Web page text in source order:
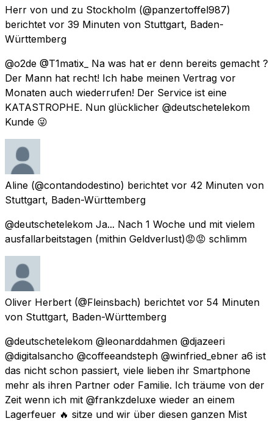
Herr von und zu Stockholm (@panzertoffel987)
berichtet vor 39 Minuten von Stuttgart, Baden-
Württemberg
@o2de @T1matix_ Na was hat er denn bereits gemacht ?
Der Mann hat recht! Ich habe meinen Vertrag vor
Monaten auch wiederrufen! Der Service ist eine
KATASTROPHE. Nun glücklicher @deutschetelekom
Kunde 😜
Aline (@contandodestino) berichtet vor 42 Minuten von
Stuttgart, Baden-Württemberg
@deutschetelekom Ja... Nach 1 Woche und mit vielem
ausfallarbeitstagen (mithin Geldverlust)😡😡 schlimm
Oliver Herbert (@Fleinsbach) berichtet vor 54 Minuten
von Stuttgart, Baden-Württemberg
@deutschetelekom @leonarddahmen @djazeeri
@digitalsancho @coffeeandsteph @winfried_ebner a6 ist
das nicht schon passiert, viele lieben ihr Smartphone
mehr als ihren Partner oder Familie. Ich träume von der
Zeit wenn ich mit @frankzdeluxe wieder an einem
Lagerfeuer 🔥 sitze und wir über diesen ganzen Mist